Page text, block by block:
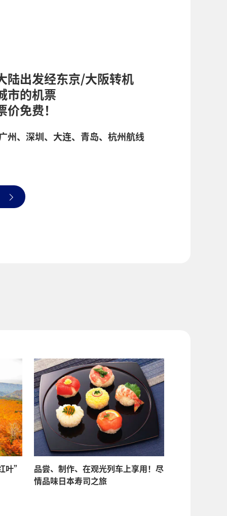
陆出发经东京/大阪转机
市的机票
免费！
州、深圳、大连、青岛、杭州航线
叶”
品尝、制作、在观光列车上享用！尽
情品味日本寿司之旅